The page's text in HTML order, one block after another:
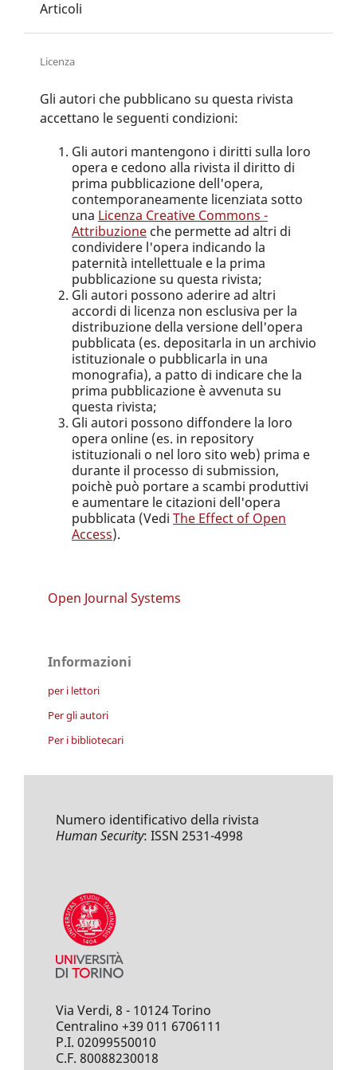
Articoli
Licenza
Gli autori che pubblicano su questa rivista
accettano le seguenti condizioni:
Gli autori mantengono i diritti sulla loro
opera e cedono alla rivista il diritto di
prima pubblicazione dell'opera,
contemporaneamente licenziata sotto
una Licenza Creative Commons -
Attribuzioneche permette ad altri di
condividere l'opera indicando la
paternità intellettuale e la prima
pubblicazione su questa rivista;
Gli autori possono aderire ad altri
accordi di licenza non esclusiva per la
distribuzione della versione dell'opera
pubblicata (es. depositarla in un archivio
istituzionale o pubblicarla in una
monografia), a patto di indicare che la
prima pubblicazione è avvenuta su
questa rivista;
Gli autori possono diffondere la loro
opera online (es. in repository
istituzionali o nel loro sito web) prima e
durante il processo di submission,
poichè può portare a scambi produttivi
e aumentare le citazioni dell'opera
pubblicata (Vedi The Effect of Open
Access).
Open Journal Systems
Informazioni
per i lettori
Per gli autori
Per i bibliotecari
Numero identificativo della rivista
Human Security: ISSN 2531-4998
Via Verdi, 8 - 10124 Torino
Centralino +39 011 6706111
P.I. 02099550010
C.F. 80088230018